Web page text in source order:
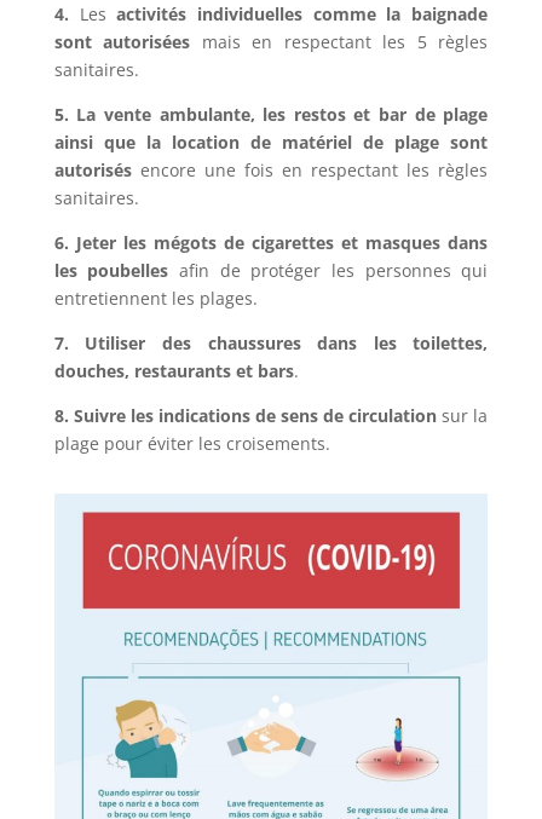
4. Lesactivités individuelles comme la baignade
sont autorisées mais en respectant les 5 règles
sanitaires.
5. La vente ambulante, les restos et bar de plage
ainsi que la location de matériel de plage sont
autorisésencore une fois en respectant les règles
sanitaires.
6. Jeter les mégots de cigarettes et masques dans
les poubelles afin de protéger les personnes qui
entretiennent les plages.
7.
Utiliser des chaussures dans les toilettes,
douches, restaurants et bars.
8. Suivre les indications de sens de circulation sur la
plage pour éviter les croisements.